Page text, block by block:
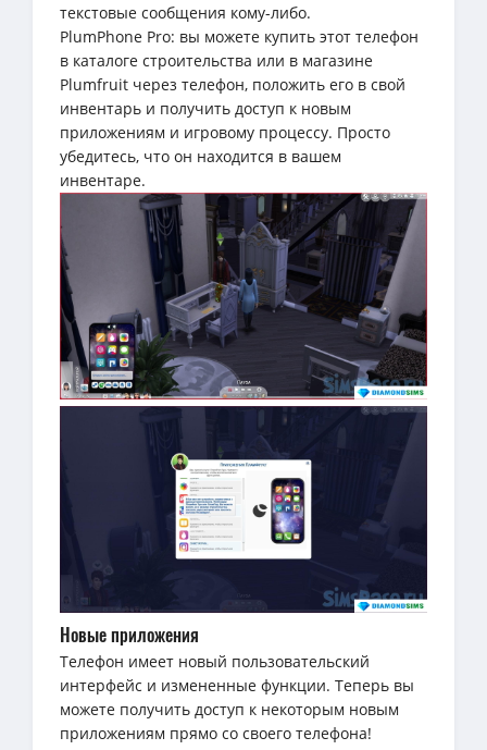
текстовые сообщения кому-либо.
PlumPhone Pro: вы можете купить этот телефон
в каталоге строительства или в магазине
Plumfruit через телефон, положить его в свой
инвентарь и получить доступ к новым
приложениям и игровому процессу. Просто
убедитесь, что он находится в вашем
инвентаре.
Новые приложения
Телефон имеет новый пользовательский
интерфейс и измененные функции. Теперь вы
можете получить доступ к некоторым новым
приложениям прямо со своего телефона!